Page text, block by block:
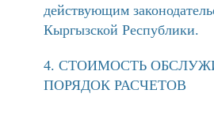
действующим
Кыргызской Республики.
СТОИМОСТЬ
ПОРЯДОК РАСЧЕТОВ